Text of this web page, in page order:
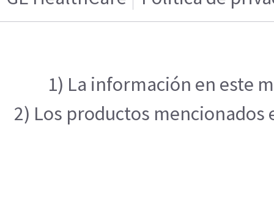
1) La información en este
2) Los productos